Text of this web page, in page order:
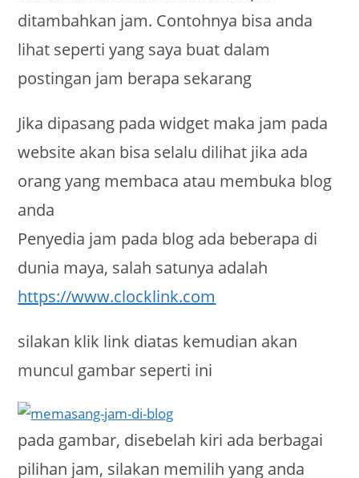
ditambahkan jam. Contohnya bisa anda
lihat seperti yang saya buat dalam
postingan jam berapa sekarang
Jika dipasang pada widget maka jam pada
website akan bisa selalu dilihat jika ada
orang yang membaca atau membuka blog
anda
Penyedia jam pada blog ada beberapa di
dunia maya, salah satunya adalah
https://www.clocklink.com
silakan klik link diatas kemudian akan
muncul gambar seperti ini
pada gambar, disebelah kiri ada berbagai
pilihan jam, silakan memilih yang anda